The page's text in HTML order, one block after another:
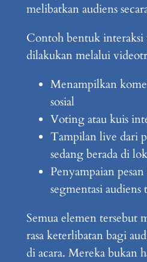
melibatkan audiens
Contoh bentuk interaksi
dilakukan melalui
Menampilkan
sosial
Voting atau kuis
Tampilan live dari
sedang berada di
Penyampaian
segmentasi
Semua elemen tersebut
rasa keterlibatan bagi
di acara. Mereka bukan